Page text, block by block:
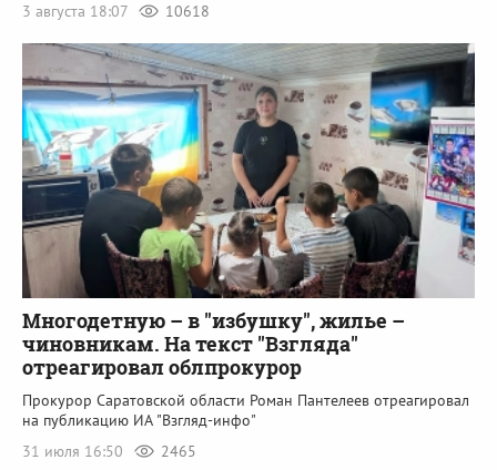
3 августа 18:07
10618
Многодетную – в "избушку", жилье –
чиновникам. На текст "Взгляда"
отреагировал облпрокурор
Прокурор Саратовской области Роман Пантелеев отреагировал
на публикацию ИА "Взгляд-инфо"
31 июля 16:50
2465